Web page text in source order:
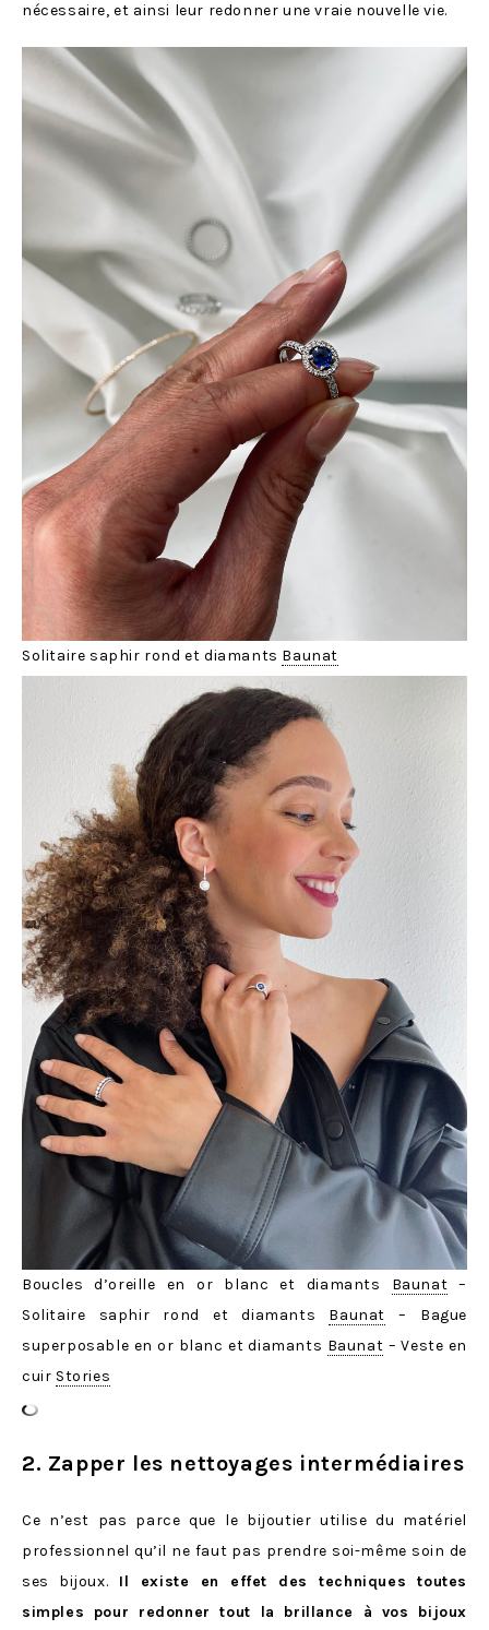
nécessaire, et ainsi leur redonner une vraie nouvelle vie.
Solitaire saphir rond et diamants Baunat
Boucles d’oreille en or blanc et diamants Baunat –
Solitaire saphir rond et diamants Baunat – Bague
superposable en or blanc et diamants Baunat – Veste en
cuir Stories
2. Zapper les nettoyages intermédiaires
Ce n’est pas parce que le bijoutier utilise du matériel
professionnel qu’il ne faut pas prendre soi-même soin de
ses bijoux. Il existe en effet des techniques toutes
simples pour redonner tout la brillance à vos bijoux